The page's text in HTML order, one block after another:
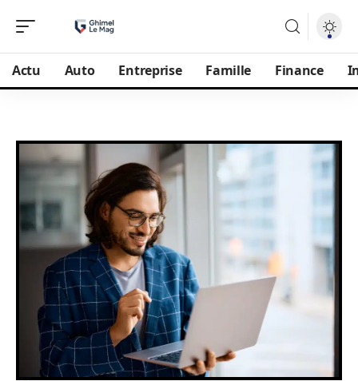
Actu Auto Entreprise Famille Finance